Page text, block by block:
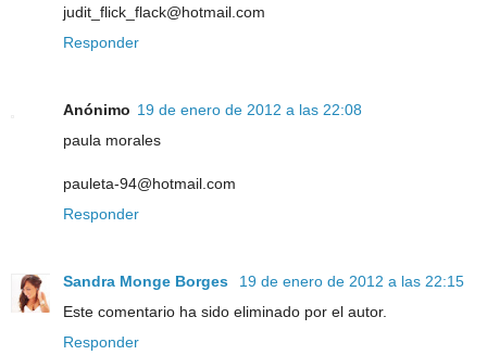
judit_flick_flack@hotmail.com
Responder
Anónimo 19 de enero de 2012 a las 22:08
paula morales
pauleta-94@hotmail.com
Responder
Sandra Monge Borges
19 de enero de 2012 a las 22:15
Este comentario ha sido eliminado por el autor.
Responder